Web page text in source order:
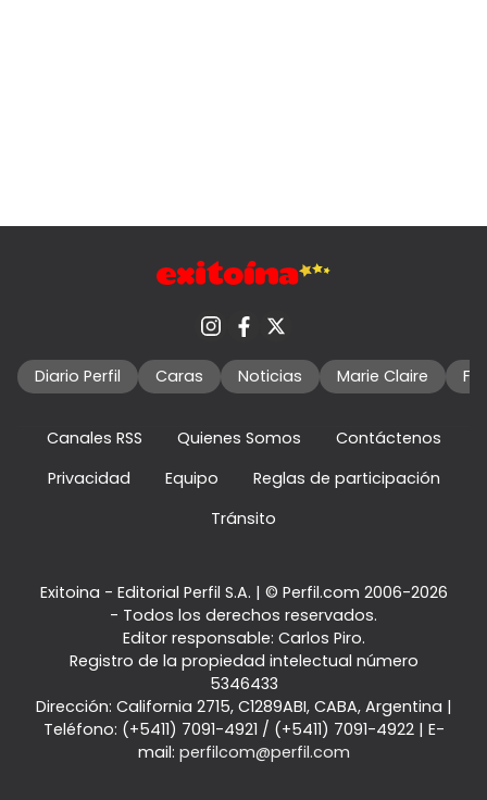
Diario Perfil Caras Noticias Marie Claire
Canales RSS Quienes Somos
Contáctenos
Privacidad
Equipo
Reglas de participación
Tránsito
Exitoina - Editorial Perfil S.A. | © Perfil.com 2006-2026
- Todos los derechos reservados.
Editor responsable: Carlos Piro.
Registro de la propiedad intelectual número
5346433
Dirección: California 2715, C1289ABI, CABA, Argentina |
Teléfono: (+5411) 7091-4921 / (+5411) 7091-4922| E-
mail: perfilcom@perfil.com